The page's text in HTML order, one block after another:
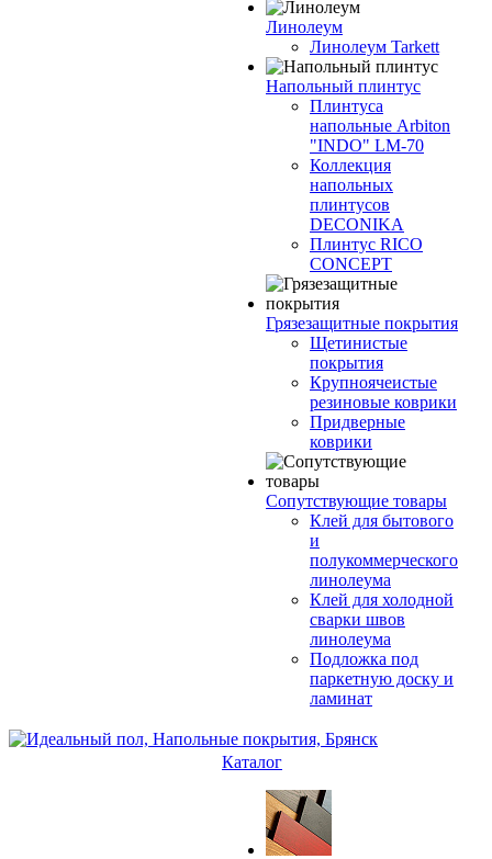
Линолеум
Линолеум Tarkett
Напольный плинтус
Плинтуса
напольные Arbiton
"INDO" LM-70
Коллекция
напольных
плинтусов
DECONIKA
Плинтус RICO
CONCEPT
Грязезащитные покрытия
Щетинистые
покрытия
Крупноячеистые
резиновые коврики
Придверные
коврики
Сопутствующие товары
Клей для бытового
и
полукоммерческого
линолеума
Клей для холодной
сварки швов
линолеума
Подложка под
паркетную доску и
ламинат
Каталог